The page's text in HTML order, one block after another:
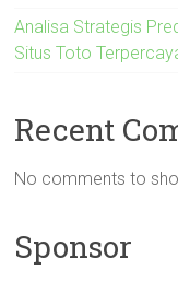
Analisa Strategis
Situs Toto
Recent
No comments to
Sponsor